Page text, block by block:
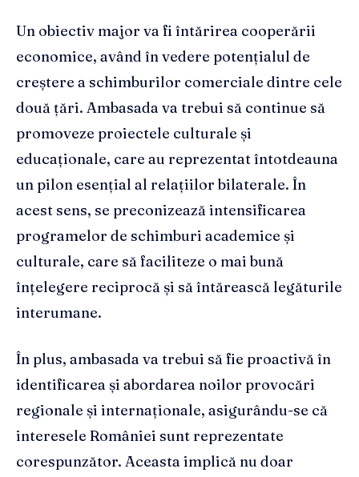
Un obiectiv major va fi întărirea cooperării
economice, având în vedere potențialul de
creștere a schimburilor comerciale dintre cele
două țări. Ambasada va trebui să continue să
promoveze proiectele culturale și
educaționale, care au reprezentat întotdeauna
un pilon esențial al relațiilor bilaterale. În
acest sens, se preconizează intensificarea
programelor de schimburi academice și
culturale, care să faciliteze o mai bună
înțelegere reciprocă și să întărească legăturile
interumane.
În plus, ambasada va trebui să fie proactivă în
identificarea și abordarea noilor provocări
regionale și internaționale, asigurându-se că
interesele României sunt reprezentate
corespunzător. Aceasta implică nu doar